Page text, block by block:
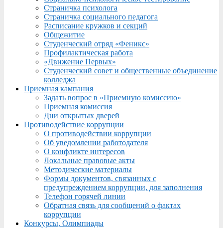
Страничка психолога
Страничка социального педагога
Расписание кружков и секций
Общежитие
Студенческий отряд «Феникс»
Профилактическая работа
«Движение Первых»
Студенческий совет и общественные объединение
колледжа
Приемная кампания
Задать вопрос в «Приемную комиссию»
Приемная комиссия
Дни открытых дверей
Противодействие коррупции
О противодействии коррупции
Об уведомлении работодателя
О конфликте интересов
Локальные правовые акты
Методические материалы
Формы документов, связанных с
предупреждением коррупции, для заполнения
Телефон горячей линии
Обратная связь для сообщений о фактах
коррупции
Конкурсы, Олимпиады